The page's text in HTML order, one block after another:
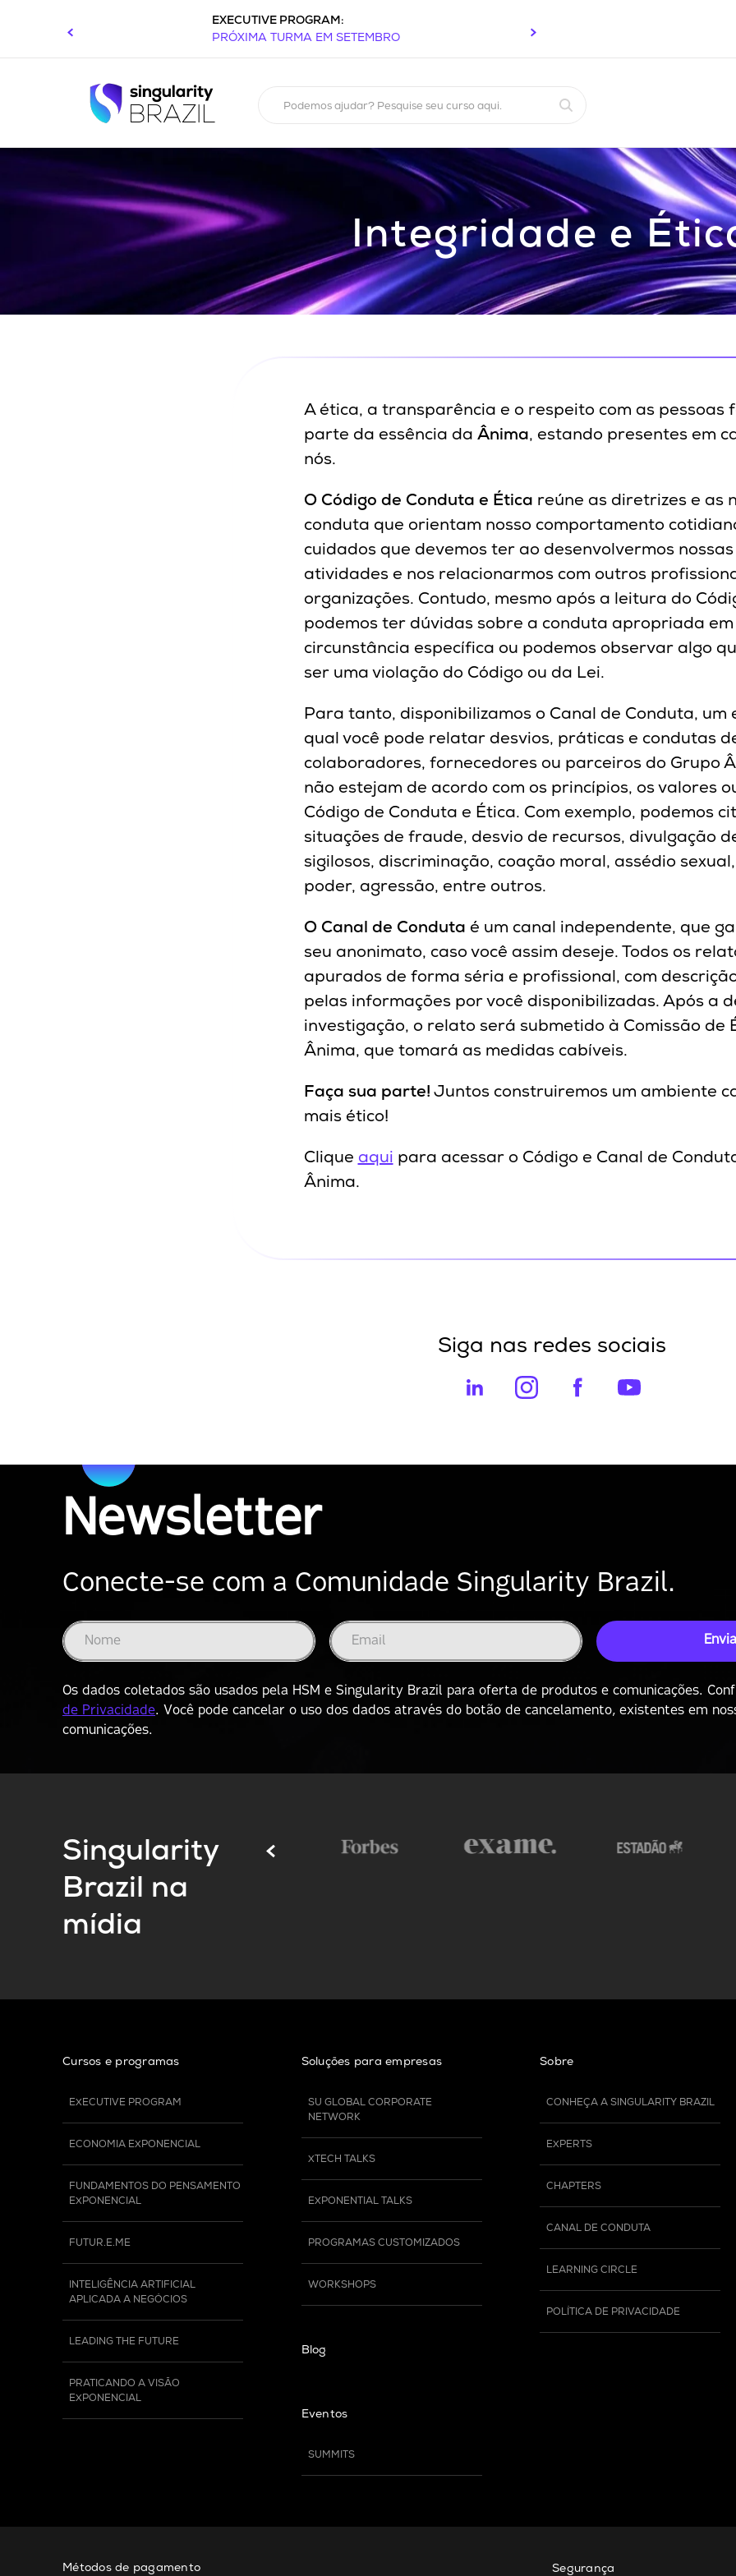
EXECUTIVE PROGRAM:
PRÓXIMA TURMA EM SETEMBRO
Podemos ajudar? Pesquise seu curso aqui.
Integridade e
A ética, a transparência e o respeito com as pessoas
parte da essência da Ânima, estando presentes em
nós.
O Código de Conduta e Ética reúne as diretrizes e as
conduta que orientam nosso comportamento
cuidados que devemos ter ao desenvolvermos nossas
atividades e nos relacionarmos com outros
organizações. Contudo, mesmo após a leitura do
podemos ter dúvidas sobre a conduta apropriada
circunstância específica ou podemos observar algo
ser uma violação do Código ou da Lei.
Para tanto, disponibilizamos o Canal de Conduta, um
qual você pode relatar desvios, práticas e condutas
colaboradores, fornecedores ou parceiros do Grupo
não estejam de acordo com os princípios, os valores
Código de Conduta e Ética. Com exemplo, podemos
situações de fraude, desvio de recursos, divulgação
sigilosos, discriminação, coação moral, assédio
poder, agressão, entre outros.
O Canal de Conduta é um canal independente, que
seu anonimato, caso você assim deseje. Todos os
apurados de forma séria e profissional, com
pelas informações por você disponibilizadas. Após a
investigação, o relato será submetido à Comissão de
Ânima, que tomará as medidas cabíveis.
Faça sua parte!Juntos construiremos um ambiente
mais ético!
Clique aqui para acessar o Código e Canal de
Ânima.
Siga nas redes sociais
Newsletter
Conecte-se com a Comunidade Singularity Brazil.
Os dados coletados são usados pela HSM e Singularity Brazil para oferta de produtos e comunicações.
de Privacidade. Você pode cancelar o uso dos dados através do botão de cancelamento, existentes em
comunicações.
Singularity
Brazil na
mídia
Cursos e programas
EXECUTIVE PROGRAM
ECONOMIA EXPONENCIAL
FUNDAMENTOS DO PENSAMENTO
EXPONENCIAL
FUTUR.E.ME
INTELIGÊNCIA ARTIFICIAL
APLICADA A NEGÓCIOS
LEADING THE FUTURE
PRATICANDO A VISÃO
EXPONENCIAL
Soluções para empresas
SU GLOBAL CORPORATE
NETWORK
XTECH TALKS
EXPONENTIAL TALKS
PROGRAMAS CUSTOMIZADOS
WORKSHOPS
Blog
Eventos
SUMMITS
Sobre
CONHEÇA A SINGULARITY BRAZIL
EXPERTS
CHAPTERS
CANAL DE CONDUTA
LEARNING CIRCLE
POLÍTICA DE PRIVACIDADE
Métodos de pagamento Segurança